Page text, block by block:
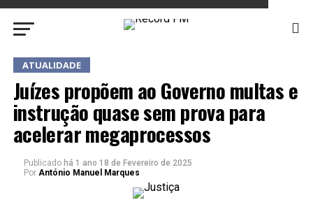
ATUALIDADE
Juízes propõem ao Governo multas e
instrução quase sem prova para
acelerar megaprocessos
Publicado há 1 ano 18 de Fevereiro de 2025
Por António Manuel Marques